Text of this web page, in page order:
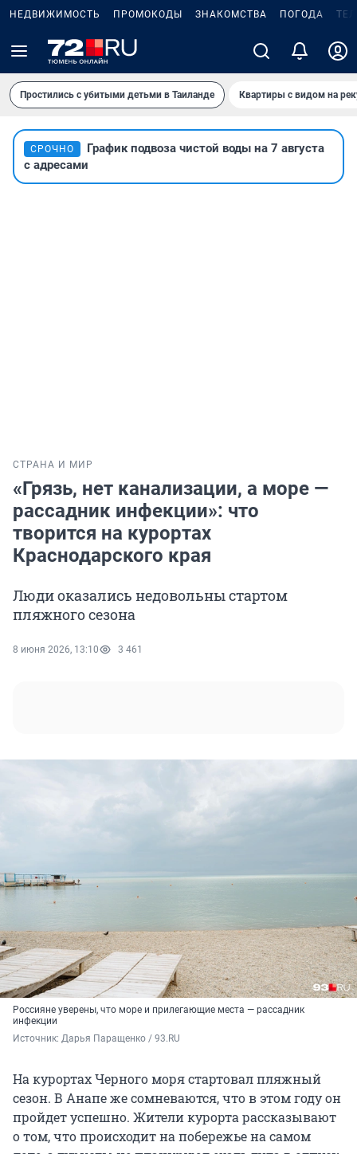
НЕДВИЖИМОСТЬ ПРОМОКОДЫ ЗНАКОМСТВА ПОГОДА
Простились с убитыми детьми в Таиланде Квартиры с видом на
СРОЧНО
График подвоза чистой воды на 7 августа
с адресами
СТРАНА И МИР
«Грязь, нет канализации, а море —
рассадник инфекции»: что
творится на курортах
Краснодарского края
Люди оказались недовольны стартом
пляжного сезона
8 июня 2026, 13:10 3 461
Россияне уверены, что море и прилегающие места — рассадник
инфекции
Источник: Дарья Паращенко / 93.RU
На курортах Черного моря стартовал пляжный
сезон. В Анапе же сомневаются, что в этом году он
пройдет успешно. Жители курорта рассказывают
о том, что происходит на побережье на самом